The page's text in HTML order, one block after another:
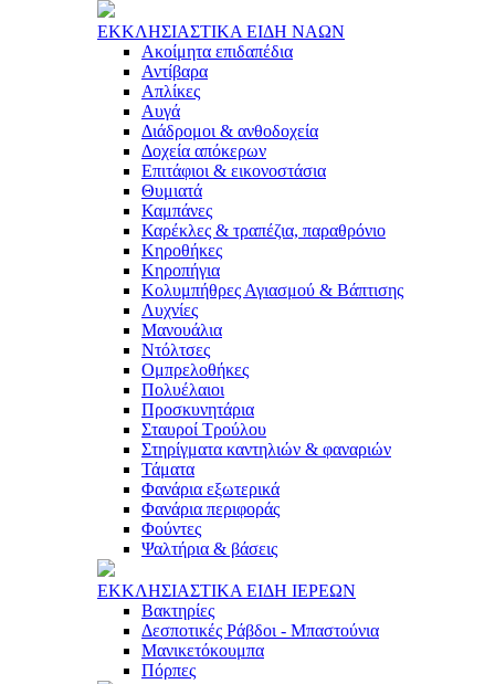
ΕΚΚΛΗΣΙAΣΤΙΚA ΕΙΔΗ ΝAΩΝ
Ακοίμητα επιδαπέδια
Αντίβαρα
Απλίκες
Αυγά
Διάδρομοι & ανθοδοχεία
Δοχεία απόκερων
Επιτάφιοι & εικονοστάσια
Θυμιατά
Καμπάνες
Καρέκλες & τραπέζια, παραθρόνιο
Κηροθήκες
Κηροπήγια
Κολυμπήθρες Αγιασμού & Βάπτισης
Λυχνίες
Μανουάλια
Ντόλτσες
Ομπρελοθήκες
Πολυέλαιοι
Προσκυνητάρια
Σταυροί Τρούλου
Στηρίγματα καντηλιών & φαναριών
Τάματα
Φανάρια εξωτερικά
Φανάρια περιφοράς
Φούντες
Ψαλτήρια & βάσεις
ΕΚΚΛΗΣΙAΣΤΙΚA ΕΙΔΗ ΙΕΡΕΩΝ
Βακτηρίες
Δεσποτικές Ράβδοι - Μπαστούνια
Μανικετόκουμπα
Πόρπες